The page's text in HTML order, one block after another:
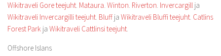
Wikitraveli Gore teejuht. Mataura. Winton. Riverton. Invercargill ja
Wikitraveli Invercargilli teejuht. Bluffja Wikitraveli Bluffi teejuht. Catlins
Forest Park ja Wikitraveli Cattlinsi teejuht.
Offshore Islans